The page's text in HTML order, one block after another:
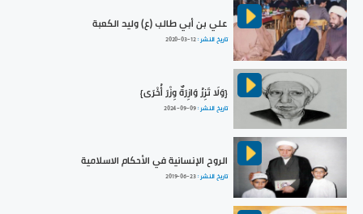
علي بن أبي طالب (ع) وليد الكعبة
تاريخ النشر :2020-03-12
{وَلَا تَزِرُ وَازِرَةٌ وِزْرَ أُخْرَى}
تاريخ النشر :2024-09-09
الروح الإنسانية في الأحكام الاسلامية
تاريخ النشر :2019-06-23